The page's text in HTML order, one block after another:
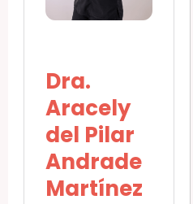
Dra.
Aracely
del Pilar
Andrade
Martínez